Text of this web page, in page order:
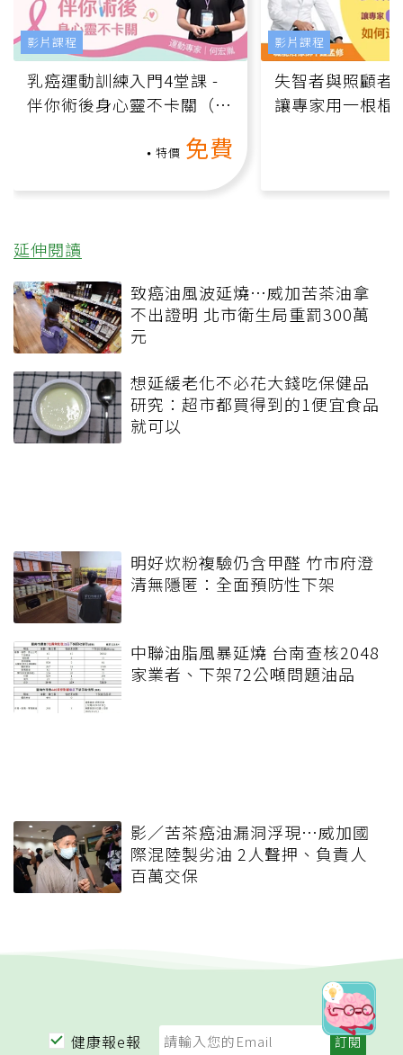
乳癌運動訓練入門4堂課 -
伴你術後身心靈不卡關（線
特價 免費
影片課程
失智者與照顧者
讓專家用一根棍
影片課程
延伸閱讀
致癌油風波延燒…威加苦茶油拿
不出證明 北市衛生局重罰300萬
元
想延緩老化不必花大錢吃保健品
研究：超市都買得到的1便宜食品
就可以
明好炊粉複驗仍含甲醛 竹市府澄
清無隱匿：全面預防性下架
中聯油脂風暴延燒 台南查核2048
家業者、下架72公噸問題油品
影／苦茶癌油漏洞浮現…威加國
際混陸製劣油 2人聲押、負責人
百萬交保
健康報e報